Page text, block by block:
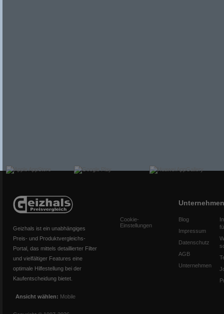
Geizhals ist ein unabhängiges
Preis- und Produktvergleichs-
Portal, das mittels detaillierter Filter
und vielfältiger Features eine
optimale Hilfestellung bei der
Kaufentscheidung bietet.
Ansicht wählen: Mobile
Cookie-
Einstellungen
Unternehmen
Blog
Impressum
Datenschutz
AGB
Unternehmen